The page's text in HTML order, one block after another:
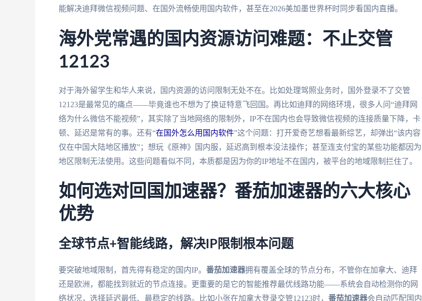
能解决迪拜微信视频问题、在国外流畅使用国内软件，甚至在2026美加墨世界杯时同步看国内直播。
海外党常遇的国内资源访问难题：不止交管
12123
对于海外留学生和华人来说，国内资源的访问限制无处不在。比如处理驾照业务时，国外登录不了交管
12123是最常见的痛点——毕竟谁也不想为了换证特意飞回国。再比如迪拜的网络环境，很多人问“迪拜网
络为什么微信不能视频”，其实除了当地网络的限制外，IP不在国内也会导致微信视频的连接质量下降，卡
顿、延迟是常有的事。还有“在国外怎么用国内软件”这个问题：打开爱奇艺想看最新综艺，却弹出“该内容
仅在中国大陆地区播放”；想玩《原神》国内服，延迟高到根本没法操作；甚至连支付宝的某些功能都因为
地区限制无法使用。这些问题看似不同，本质都是因为你的IP地址不在国内，被平台的地域限制拦住了。
如何选对回国加速器？番茄加速器的六大核心
优势
全球节点+智能线路，解决IP限制根本问题
要突破地域限制，首先得有稳定的国内IP。 番茄加速器拥有覆盖全球的节点分布，不管你在加拿大、迪拜
还是欧洲，都能找到就近的节点连接。更重要的是它的智能推荐最优线路功能——系统会自动检测你的网
络状况，选择延迟最低、最稳定的线路。比如小张在加拿大登录交管12123时， 番茄加速器会自动匹配国内